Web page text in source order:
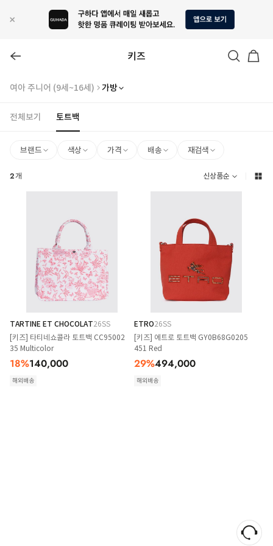
키즈
여아 주니어 (9세~16세) 가방
전체보기 토트백
브랜드 색상 가격 배송 재검색
2개 신상품순
TARTINE ET CHOCOLAT26SS
[키즈] 타티네쇼콜라 토트백 CC95002
35 Multicolor
18%140,000
해외배송
ETRO26SS
[키즈] 에트로 토트백 GY0B68G0205
451 Red
29%494,000
해외배송